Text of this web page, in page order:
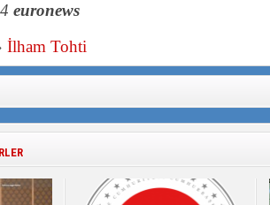
euronews
İlham Tohti